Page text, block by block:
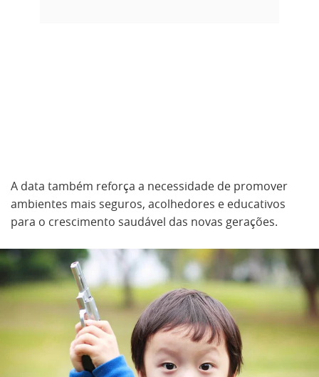
A data também reforça a necessidade de promover
ambientes mais seguros, acolhedores e educativos
para o crescimento saudável das novas gerações.